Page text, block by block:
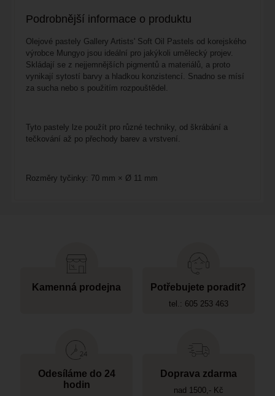
Podrobnější informace o produktu
Olejové pastely Gallery Artists' Soft Oil Pastels od korejského
výrobce Mungyo jsou ideální pro jakýkoli umělecký projev.
Skládají se z nejjemnějších pigmentů a materiálů, a proto
vynikají sytostí barvy a hladkou konzistencí. Snadno se mísí
za sucha nebo s použitím rozpouštědel.
Tyto pastely lze použít pro různé techniky, od škrábání a
tečkování až po přechody barev a vrstvení.
Rozměry tyčinky: 70 mm × Ø 11 mm
Kamenná prodejna Potřebujete poradit?
tel.: 605 253 463
Odesíláme do 24
hodin
Doprava zdarma
nad 1500,- Kč